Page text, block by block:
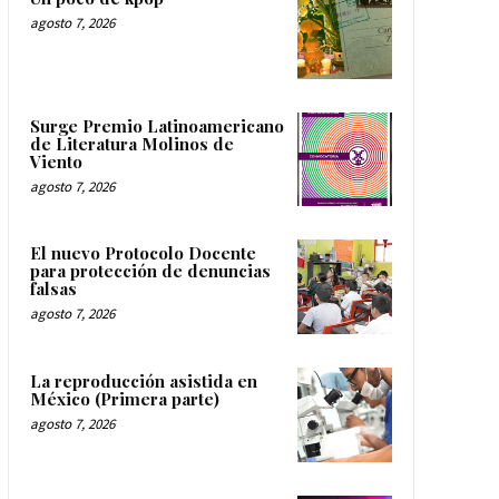
agosto 7, 2026
Surge Premio Latinoamericano
de Literatura Molinos de
Viento
agosto 7, 2026
El nuevo Protocolo Docente
para protección de denuncias
falsas
agosto 7, 2026
La reproducción asistida en
México (Primera parte)
agosto 7, 2026